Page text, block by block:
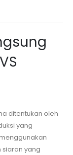
ditentukan oleh
yang
siaran yang